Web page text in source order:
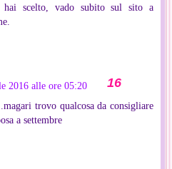
scelto, vado subito sul sito a
2016 alle ore 05:20
trovo qualcosa da consigliare
a settembre